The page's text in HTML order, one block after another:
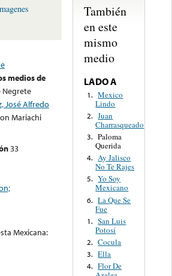
medios de
Negrete
José Alfredo
Mariachi
33
Mexicana:
También
en este
mismo
medio
LADO A
1. Mexico
Lindo
2. Juan
Charrasqueado
3. Paloma
Querida
4. Ay Jalisco
No Te Rajes
5. Yo Soy
Mexicano
6. La Que Se
Fue
1. San Luis
Potosí
2. Cocula
3. Ella
4. Flor De